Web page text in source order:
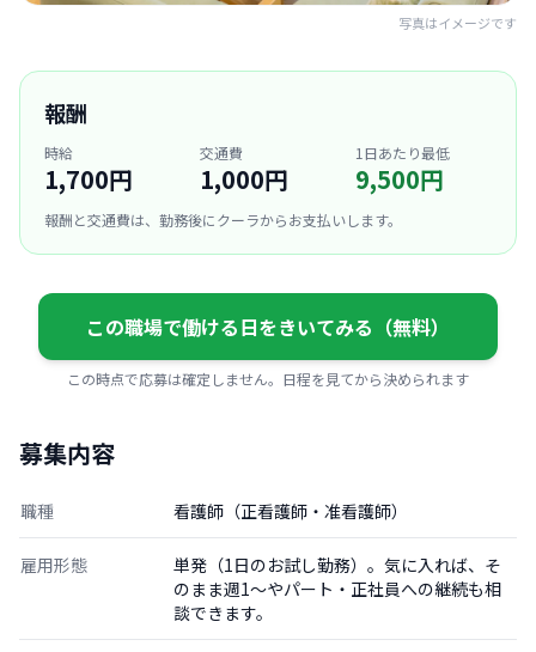
写真はイメージです
報酬
時給
1,700円
交通費
1,000円
1日あたり最低
9,500円
報酬と交通費は、勤務後にクーラからお支払いします。
この職場で働ける日をきいてみる（無料）
この時点で応募は確定しません。日程を見てから決められます
募集内容
職種 看護師（正看護師・准看護師）
雇用形態
単発（1日のお試し勤務）。気に入れば、そ
のまま週1〜やパート・正社員への継続も相
談できます。